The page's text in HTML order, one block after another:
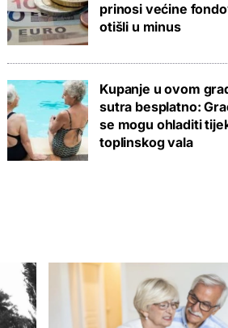
prinosi većine
otišli u minus
Kupanje u ovom
sutra besplatno:
se mogu ohladiti
toplinskog vala